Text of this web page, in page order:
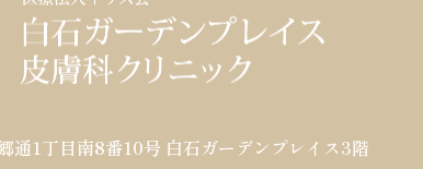
通1丁目南8番10号 白石ガーデンプレイス3階